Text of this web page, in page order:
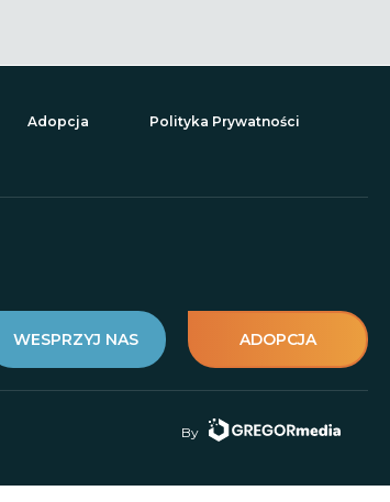
Adopcja Polityka Prywatności
ADOPCJA
WESPRZYJ NAS
By